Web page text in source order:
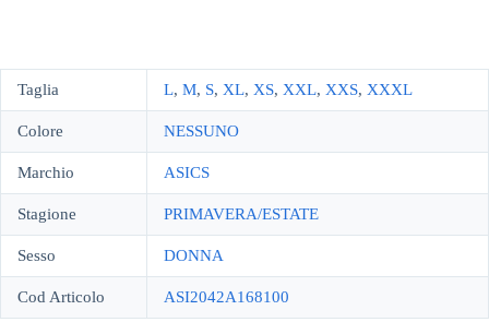
Taglia L, M, S, XL, XS, XXL, XXS, XXXL
Colore NESSUNO
Marchio ASICS
Stagione PRIMAVERA/ESTATE
Sesso DONNA
Cod Articolo ASI2042A168100